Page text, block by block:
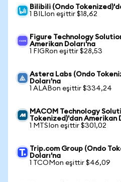
Bilibili (Ondo
1 BILIon eşittir $18,62
Figure Technology
Amerikan Doları'na
1 FIGRon eşittir $28,53
Astera Labs (Ondo
Doları'na
1 ALABon eşittir $334,24
MACOM Technology
Tokenized)'dan Amerikan
1 MTSIon eşittir $301,02
Trip.com Group (Ondo
Doları'na
1 TCOMon eşittir $46,09